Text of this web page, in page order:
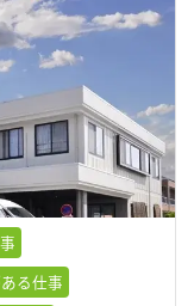
る仕事